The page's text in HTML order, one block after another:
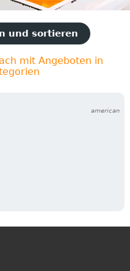
und sortieren
mit Angeboten in
american